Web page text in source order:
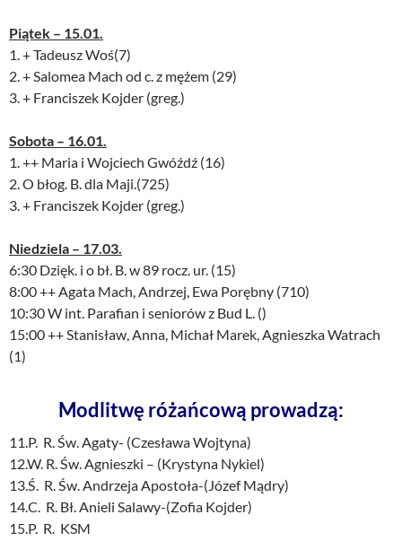
Piątek – 15.01.
1. + Tadeusz Woś(7)
2. + Salomea Mach od c. z mężem (29)
3. + Franciszek Kojder (greg.)
Sobota – 16.01.
1. ++ Maria i Wojciech Gwóźdź (16)
2. O błog. B. dla Maji.(725)
3. + Franciszek Kojder (greg.)
Niedziela – 17.03.
6:30 Dzięk. i o bł. B. w 89 rocz. ur. (15)
8:00 ++ Agata Mach, Andrzej, Ewa Porębny (710)
10:30 W int. Parafian i seniorów z Bud L. ()
15:00 ++ Stanisław, Anna, Michał Marek, Agnieszka Watrach
(1)
Modlitwę różańcową prowadzą:
11.P. R. Św. Agaty- (Czesława Wojtyna)
12.W. R. Św. Agnieszki – (Krystyna Nykiel)
13.Ś. R. Św. Andrzeja Apostoła-(Józef Mądry)
14.C. R. Bł. Anieli Salawy-(Zofia Kojder)
15.P. R. KSM